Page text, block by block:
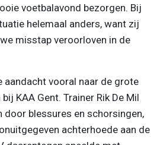
voetbalavond bezorgen. Bij
helemaal anders, want zij
misstap veroorloven in de
vooral naar de grote
KAA Gent. Trainer Rik De Mil
door blessures en schorsingen,
achterhoede aan de